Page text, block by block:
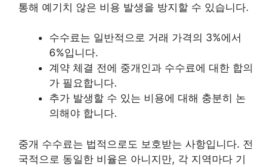
통해 예기치 않은 비용 발생을 방지할 수 있습니다.
수수료는 일반적으로 거래 가격의 3%에서
6%입니다.
계약 체결 전에 중개인과 수수료에 대한 합의
가 필요합니다.
추가 발생할 수 있는 비용에 대해 충분히 논
의해야 합니다.
중개 수수료는 법적으로도 보호받는 사항입니다. 전
국적으로 동일한 비율은 아니지만, 각 지역마다 기